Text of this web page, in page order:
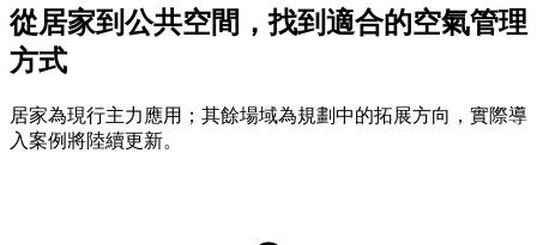
從居家到公共空間，找到適合的空氣管理
方式
居家為現行主力應用；其餘場域為規劃中的拓展方向，實際導
入案例將陸續更新。